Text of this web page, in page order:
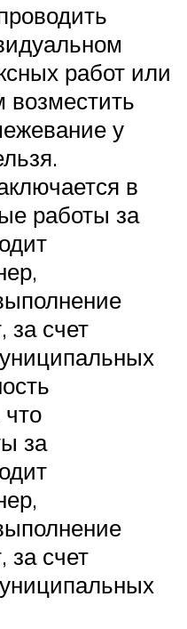
работ или
возместить
у
в
работы за
за счет
за
за счет